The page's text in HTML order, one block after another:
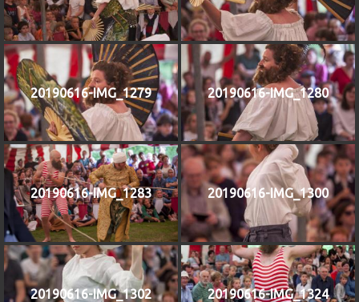
20190616-IMG_1279 20190616-IMG_1280
20190616-IMG_1283 20190616-IMG_1300
20190616-IMG_1302 20190616-IMG_1324